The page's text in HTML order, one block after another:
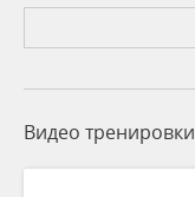
Видео тренировки